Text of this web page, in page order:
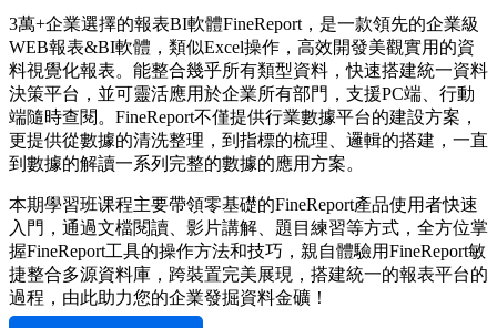
3萬+企業選擇的報表BI軟體FineReport，是一款領先的企業級
WEB報表&BI軟體，類似Excel操作，高效開發美觀實用的資
料視覺化報表。能整合幾乎所有類型資料，快速搭建統一資料
決策平台，並可靈活應用於企業所有部門，支援PC端、行動
端隨時查閱。FineReport不僅提供行業數據平台的建設方案，
更提供從數據的清洗整理，到指標的梳理、邏輯的搭建，一直
到數據的解讀一系列完整的數據的應用方案。
本期學習班课程主要帶領零基礎的FineReport產品使用者快速
入門，通過文檔閱讀、影片講解、題目練習等方式，全方位掌
握FineReport工具的操作方法和技巧，親自體驗用FineReport敏
捷整合多源資料庫，跨裝置完美展現，搭建統一的報表平台的
過程，由此助力您的企業發掘資料金礦！